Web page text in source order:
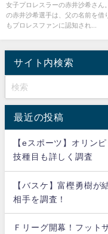
女子プロレスラーの赤井沙希さん
の赤井沙希選手は、父の名前を借
もプロレスファンに認知され...
サイト内検索
最近の投稿
【eスポーツ】オリン
技種目も詳しく調査
【バスケ】富樫勇樹が
相手を調査！
Ｆリーグ開幕！フット